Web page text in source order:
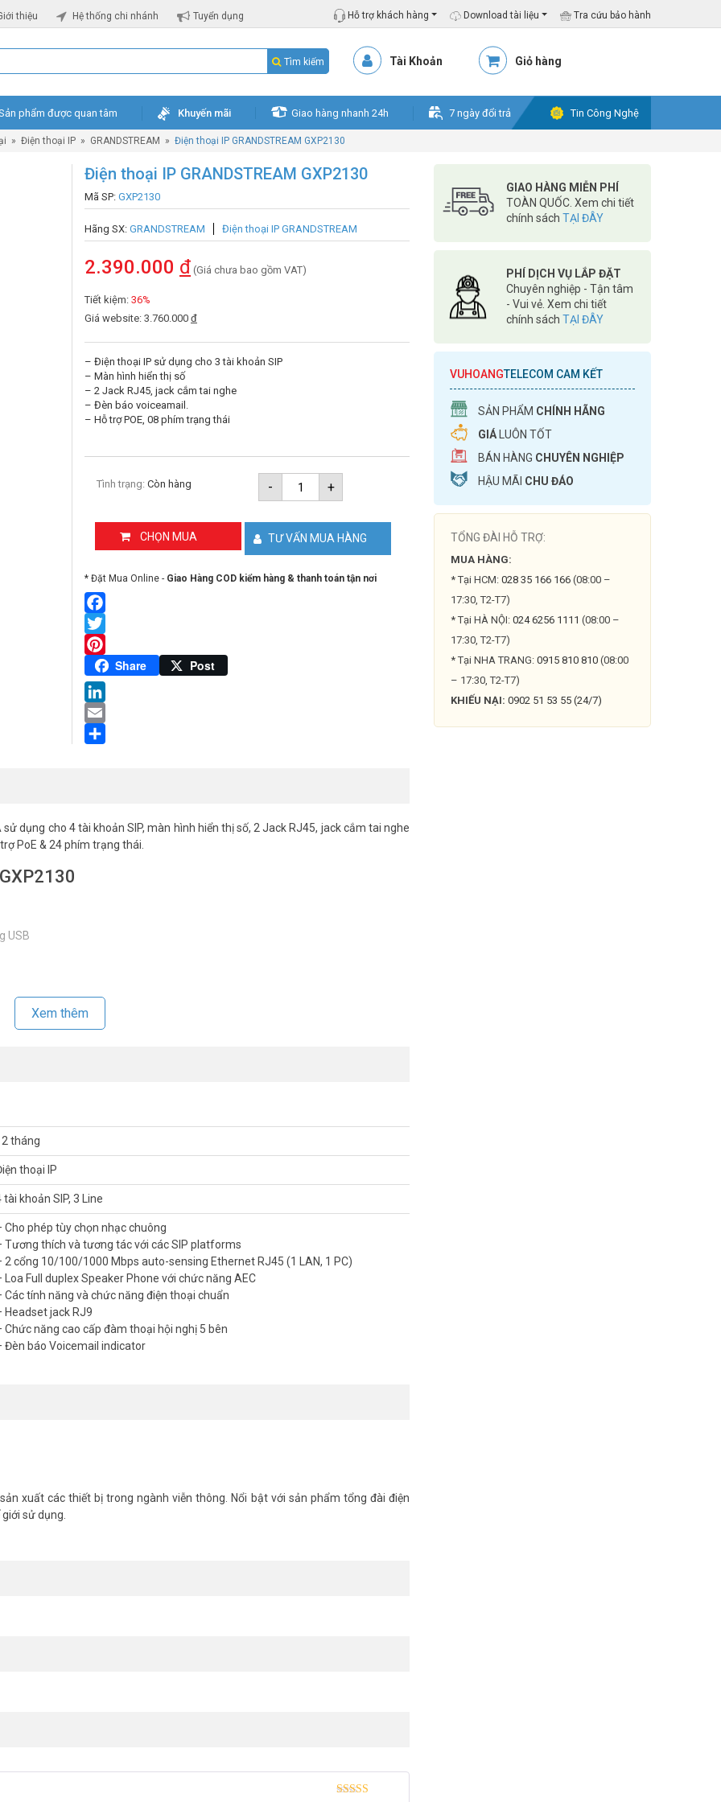
thiệu Hệ thống chi nhánh Tuyển dụng Hỗ trợ khách hàng Download tài liệu Tra cứu bảo hành
Tìm kiếm Tài Khoản Giỏ hàng
phẩm được quan tâm Khuyến mãi Giao hàng nhanh 24h 7 ngày đổi trả Tin Công Nghệ
» Điện thoại IP » GRANDSTREAM » Điện thoại IP GRANDSTREAM GXP2130
Điện thoại IP GRANDSTREAM GXP2130
Mã SP: GXP2130
Hãng SX: GRANDSTREAM Điện thoại IP GRANDSTREAM
2.390.000 đ (Giá chưa bao gồm VAT)
Tiết kiệm: 36%
Giá website: 3.760.000 đ
– Điện thoại IP sử dụng cho 3 tài khoản SIP
– Màn hình hiển thị số
– 2 Jack RJ45, jack cắm tai nghe
– Đèn báo voiceamail.
– Hỗ trợ POE, 08 phím trạng thái
-
Điện
thoại
IP
GXP2130
số
lượng
+
Tình trạng: Còn hàng
CHỌN MUA TƯ VẤN MUA HÀNG
* Đặt Mua Online - Giao Hàng COD kiểm hàng & thanh toán tận nơi
Facebook
Twitter
Pinterest
Share Post
LinkedIn
Email
sử dụng cho 4 tài khoản SIP, màn hình hiển thị số, 2 Jack RJ45, jack cắm tai nghe
PoE & 24 phím trạng thái.
USB
LAN, 1 PC)
nhất, xin vui lòng liên hệ HOTLINE
Xem thêm
tháng
thoại IP
tài khoản SIP, 3 Line
Cho phép tùy chọn nhạc chuông
Tương thích và tương tác với các SIP platforms
2 cổng 10/100/1000 Mbps auto-sensing Ethernet RJ45 (1 LAN, 1 PC)
Loa Full duplex Speaker Phone với chức năng AEC
Các tính năng và chức năng điện thoại chuẩn
Headset jack RJ9
Chức năng cao cấp đàm thoại hội nghị 5 bên
Đèn báo Voicemail indicator
xuất các thiết bị trong ngành viễn thông. Nổi bật với sản phẩm tổng đài điện
sử dụng.
GIAO HÀNG MIỄN PHÍ
TOÀN QUỐC. Xem chi tiết
chính sách TẠI ĐÂY
PHÍ DỊCH VỤ LẮP ĐẶT
Chuyên nghiệp - Tận tâm
- Vui vẻ. Xem chi tiết
chính sách TẠI ĐÂY
VUHOANGTELECOM CAM KẾT
SẢN PHẨM CHÍNH HÃNG
GIÁ LUÔN TỐT
BÁN HÀNG CHUYÊN NGHIỆP
HẬU MÃI CHU ĐÁO
TỔNG ĐÀI HỖ TRỢ:
MUA HÀNG:
* Tại HCM: 028 35 166 166 (08:00 –
17:30, T2-T7)
* Tại HÀ NỘI: 024 6256 1111 (08:00 –
17:30, T2-T7)
* Tại NHA TRANG: 0915 810 810 (08:00
– 17:30, T2-T7)
KHIẾU NẠI: 0902 51 53 55 (24/7)